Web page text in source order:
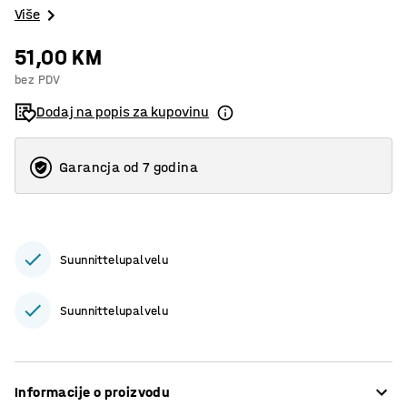
Više
51,00 KM
bez PDV
Dodaj na popis za kupovinu
Garancja od 7 godina
Suunnittelupalvelu
Suunnittelupalvelu
Informacije o proizvodu